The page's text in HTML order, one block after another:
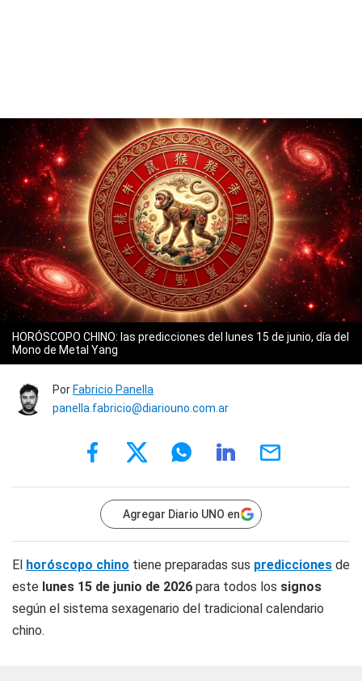
HORÓSCOPO CHINO: las predicciones del lunes 15 de junio, día del
Mono de Metal Yang
Por Fabricio Panella
panella.fabricio@diariouno.com.ar
Agregar Diario UNO en
El horóscopo chino tiene preparadas sus predicciones de
este lunes 15 de junio de 2026 para todos los signos
según el sistema sexagenario del tradicional calendario
chino.